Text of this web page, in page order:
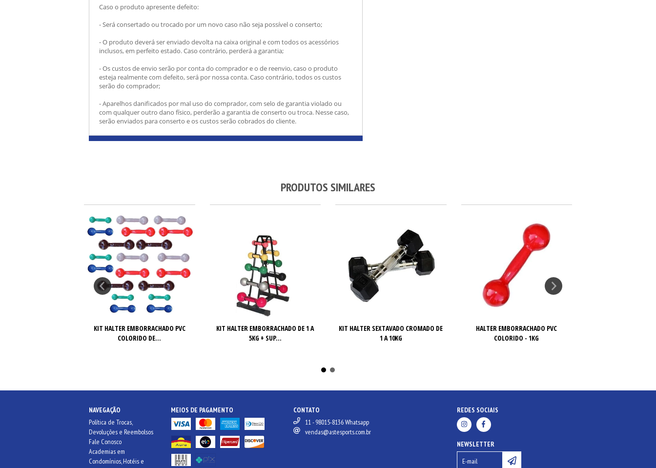
Caso o produto apresente defeito:
- Será consertado ou trocado por um novo caso não seja possível o conserto;
- O produto deverá ser enviado devolta na caixa original e com todos os acessórios
inclusos, em perfeito estado. Caso contrário, perderá a garantia;
- Os custos de envio serão por conta do comprador e o de reenvio, caso o produto
esteja realmente com defeito, será por nossa conta. Caso contrário, todos os custos
serão do comprador;
- Aparelhos danificados por mal uso do comprador, com selo de garantia violado ou
com qualquer outro dano físico, perderão a garantia de conserto ou troca. Nesse caso,
serão enviados para conserto e os custos serão cobrados do cliente.
PRODUTOS SIMILARES
KIT HALTER EMBORRACHADO PVC
COLORIDO DE...
KIT HALTER EMBORRACHADO DE 1 A
5KG + SUP...
KIT HALTER SEXTAVADO CROMADO DE
1 A 10KG
HALTER EMBORRACHADO PVC
COLORIDO - 1KG
NAVEGAÇÃO
Política de Trocas,
Devoluções e Reembolsos
Fale Conosco
Academias em
Condomínios, Hotéis e
MEIOS DE PAGAMENTO
CONTATO
11 - 98015-8136 Whatsapp
vendas@astesports.com.br
REDES SOCIAIS
NEWSLETTER